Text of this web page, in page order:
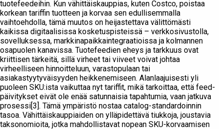
tuotefeedeihin. Kun vähittäiskauppias, kuten Costco, poistaa
korkean tariffin tuotteen ja korvaa sen edullisemmalla
vaihtoehdolla, tämä muutos on heijastettava välittömästi
kaikissa digitaalisissa kosketuspisteissä – verkkosivustolla,
sovelluksessa, markkinapaikkaintegraatioissa ja kolmannen
osapuolen kanavissa. Tuotefeedien eheys ja tarkkuus ovat
kriittisen tärkeitä, sillä virheet tai viiveet voivat johtaa
virheelliseen hinnoitteluun, varastopulaan tai
asiakastyytyväisyyden heikkenemiseen. Alanlaajuisesti yli
puoleen SKU:ista vaikuttaa nyt tariffit, mikä tarkoittaa, että feed-
päivitykset eivät ole enää satunnaisia tapahtumia, vaan jatkuva
prosessi[3]. Tämä ympäristö nostaa catalog-standardoinnin
tasoa. Vähittäiskauppiaiden on ylläpidettävä tiukkoja, joustavia
taksonomioita, jotka mahdollistavat nopean SKU-korvaamisen